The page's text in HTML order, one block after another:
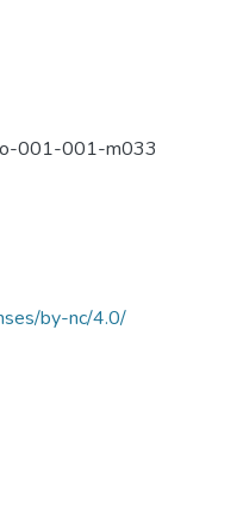
001-001-m033
by-nc/4.0/